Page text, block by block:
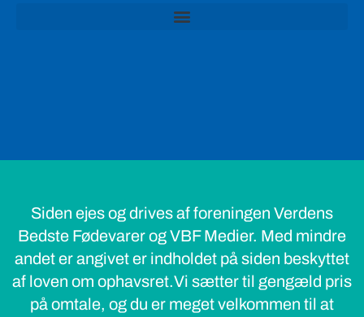
Siden ejes og drives af foreningen Verdens
Bedste Fødevarer og VBF Medier. Med mindre
andet er angivet er indholdet på siden beskyttet
af loven om ophavsret.Vi sætter til gengæld pris
på omtale, og du er meget velkommen til at